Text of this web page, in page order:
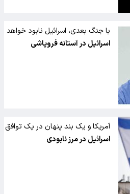
با جنگ بعدی، اسرائیل نابود خواهد
شد
اسرائیل در آستانه فروپاشی
آمریکا و یک بند پنهان در یک توافق
مشترک
اسرائیل در مرز نابودی